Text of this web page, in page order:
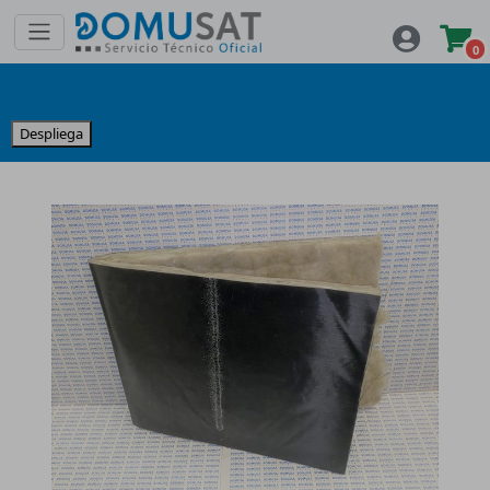
0
Despliega